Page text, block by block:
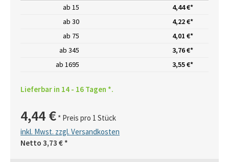
ab 15
4,44 €*
ab 30
4,22 €*
ab 75
4,01 €*
ab 345
3,76 €*
ab 1695 3,55 €*
Lieferbar in 14 - 16 Tagen *.
4,44 € * Preis pro 1 Stück
inkl. Mwst. zzgl. Versandkosten
Netto 3,73 € *